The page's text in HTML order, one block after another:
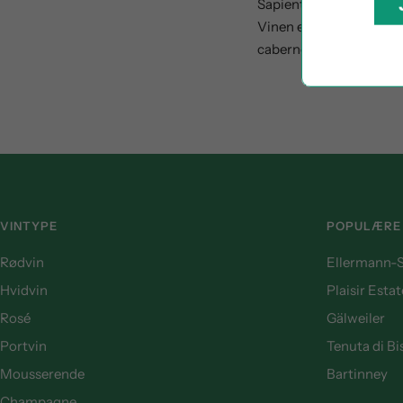
Sapientia fra
Vinen er kompleks og
cabernetten. Vinen
VINTYPE
Rødvin
Hvidvin
Rosé
Portvin
Mousserende
POPULÆRE
Ellermann-
Plaisir
Gälweiler
Tenuta di
Bartinney